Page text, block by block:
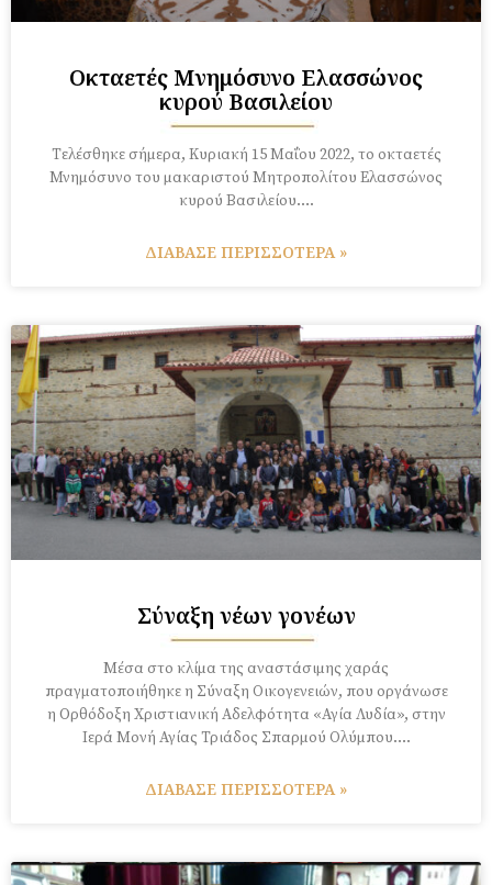
Οκταετές Μνημόσυνο Ελασσώνος
κυρού Βασιλείου
Τελέσθηκε σήμερα, Κυριακή 15 Μαΐου 2022, το οκταετές
Μνημόσυνο του μακαριστού Μητροπολίτου Ελασσώνος
κυρού Βασιλείου….
ΔΙΑΒΑΣΕ ΠΕΡΙΣΣΟΤΕΡΑ »
Σύναξη νέων γονέων
Mέσα στο κλίμα της αναστάσιμης χαράς
πραγματοποιήθηκε η Σύναξη Οικογενειών, που οργάνωσε
η Oρθόδοξη Χριστιανική Αδελφότητα «Αγία Λυδία», στην
Ιερά Μονή Αγίας Τριάδος Σπαρμού Ολύμπου….
ΔΙΑΒΑΣΕ ΠΕΡΙΣΣΟΤΕΡΑ »